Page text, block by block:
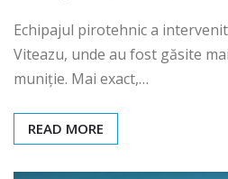
Echipajul pirotehnic a
Viteazu, unde au fost găsite
muniție. Mai exact,…
READ MORE